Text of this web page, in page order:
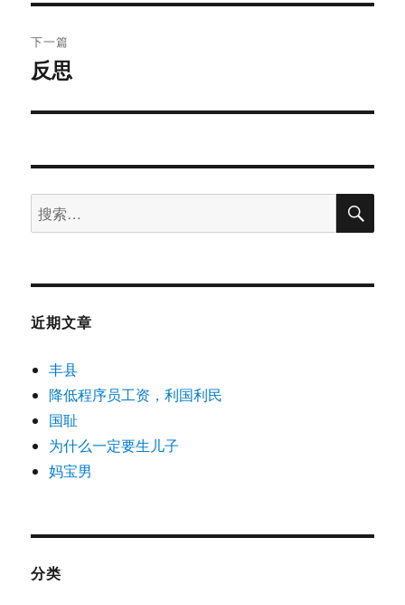
航
文
章：
下一篇
下
文
反思
搜
索：
搜
近期文章
丰县
降低程序员工资，利国利民
国耻
为什么一定要生儿子
妈宝男
分类